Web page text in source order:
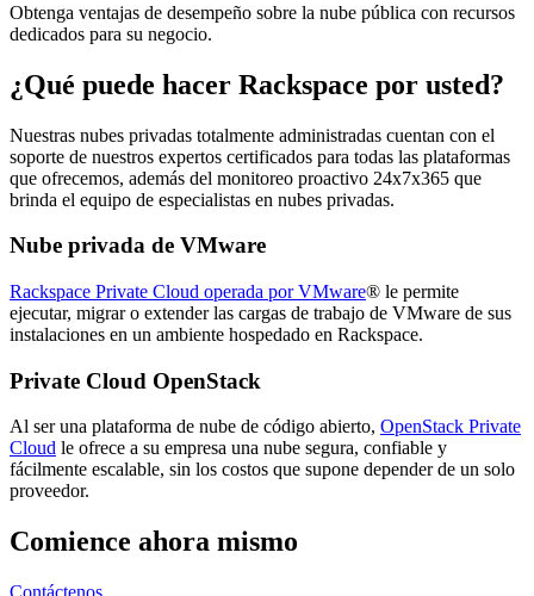
Obtenga ventajas de desempeño sobre la nube pública con recursos
dedicados para su negocio.
¿Qué puede hacer Rackspace por usted?
Nuestras nubes privadas totalmente administradas cuentan con el
soporte de nuestros expertos certificados para todas las plataformas
que ofrecemos, además del monitoreo proactivo 24x7x365 que
brinda el equipo de especialistas en nubes privadas.
Nube privada de VMware
Rackspace Private Cloud operada por VMware® le permite
ejecutar, migrar o extender las cargas de trabajo de VMware de sus
instalaciones en un ambiente hospedado en Rackspace.
Private Cloud OpenStack
Al ser una plataforma de nube de código abierto, OpenStack Private
Cloud le ofrece a su empresa una nube segura, confiable y
fácilmente escalable, sin los costos que supone depender de un solo
proveedor.
Comience ahora mismo